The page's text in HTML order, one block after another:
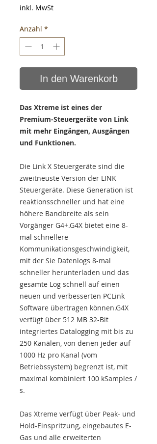
inkl. MwSt
Anzahl *
In den Warenkorb
Das Xtreme ist eines der
Premium-Steuergeräte von Link
mit mehr Eingängen, Ausgängen
und Funktionen.
Die Link X Steuergeräte sind die
zweitneuste Version der LINK
Steuergeräte. Diese Generation ist
reaktionsschneller und hat eine
höhere Bandbreite als sein
Vorgänger G4+.G4X bietet eine 8-
mal schnellere
Kommunikationsgeschwindigkeit,
mit der Sie Datenlogs 8-mal
schneller herunterladen und das
gesamte Log schnell auf einen
neuen und verbesserten PCLink
Software übertragen können.G4X
verfügt über 512 MB 32-Bit
integriertes Datalogging mit bis zu
250 Kanälen, von denen jeder auf
1000 Hz pro Kanal (vom
Betriebssystem) begrenzt ist, mit
maximal kombiniert 100 kSamples /
s.
Das Xtreme verfügt über Peak- und
Hold-Einspritzung, eingebautes E-
Gas und alle erweiterten